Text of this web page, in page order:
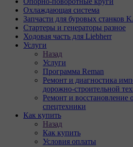
Охлаждающая система
Запчасти для буровых станков
Стартеры и генераторы разное
Ходовая часть для Liebherr
Услуги
Назад
Услуги
Программа Reman
Ремонт и диагностика
дорожно-строительной
Ремонт и восстановление
спецтехники
Как купить
Назад
Как купить
Условия оплаты